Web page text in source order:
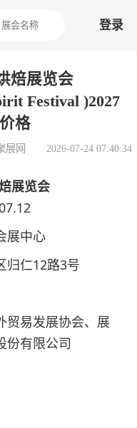
登录
焙展览会
Festival )2027
格
展网 2026-07-24 07:40:34
展览会
展中心
归仁12路3号
贸易发展协会、展
份有限公司